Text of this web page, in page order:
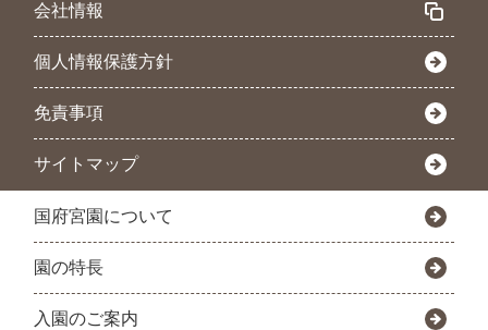
会社情報
個人情報保護方針
免責事項
サイトマップ
国府宮園について
園の特長
入園のご案内